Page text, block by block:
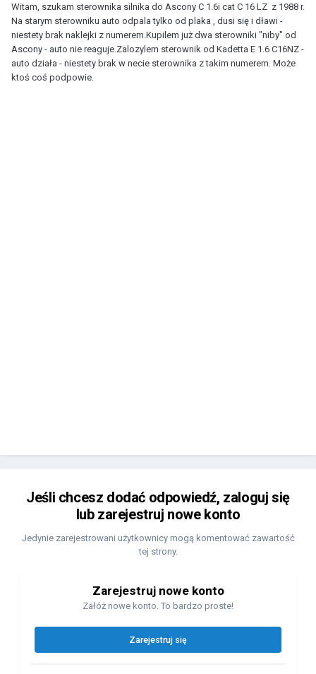
Witam, szukam sterownika silnika do Ascony C 1.6i cat C 16 LZ z 1988 r.
Na starym sterowniku auto odpala tylko od plaka , dusi się i dławi -
niestety brak naklejki z numerem.Kupilem już dwa sterowniki "niby" od
Ascony - auto nie reaguje.Zalozylem sterownik od Kadetta E 1.6 C16NZ -
auto działa - niestety brak w necie sterownika z takim numerem. Może
ktoś coś podpowie.
Jeśli chcesz dodać odpowiedź, zaloguj się
lub zarejestruj nowe konto
Jedynie zarejestrowani użytkownicy mogą komentować zawartość
tej strony.
Zarejestruj nowe konto
Załóż nowe konto. To bardzo proste!
Zarejestruj się